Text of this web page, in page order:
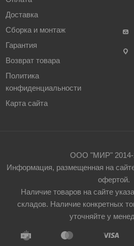
Доставка
Сборка и монтаж
Гарантия
Возврат товара
Политика
конфиденциальности
Карта сайта
ООО "МИР" 2014-
Информация, размещенная на
офертой.
Наличие товаров на сайте
складов. Наличие конкретных
уточняйте у